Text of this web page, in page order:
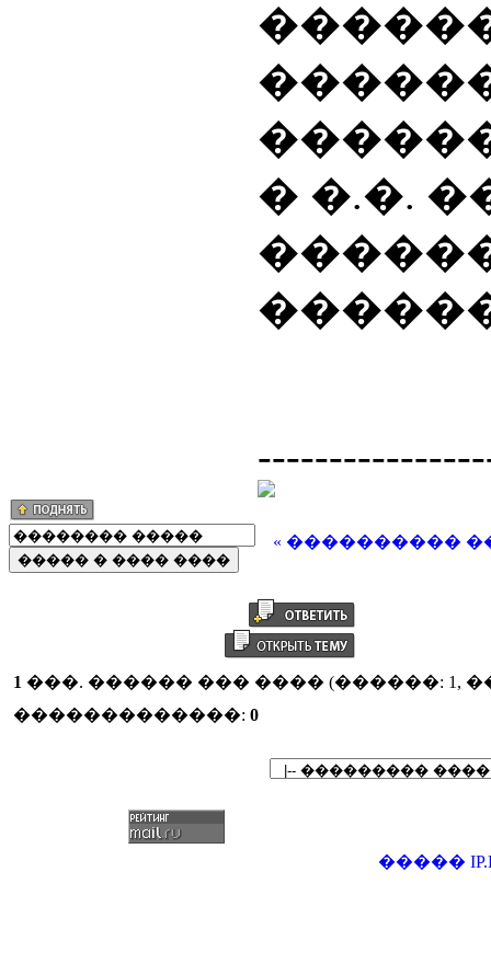
� �.�.
« ����������
1 ���. ������ ��� ���� (������: 1,
�������������: 0
�����